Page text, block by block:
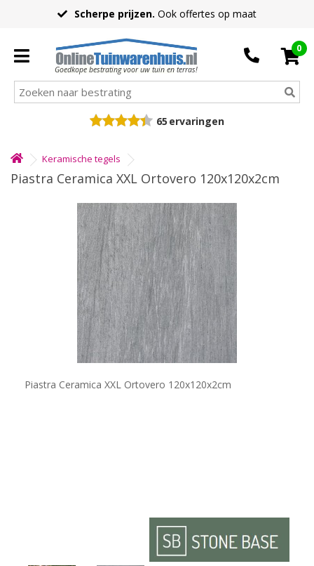
Scherpe prijzen. Ook offertes op maat
Goedkope bestrating voor uw tuin en terras!
0
65 ervaringen
Keramische tegels
Piastra Ceramica XXL Ortovero 120x120x2cm
Piastra Ceramica XXL Ortovero 120x120x2cm